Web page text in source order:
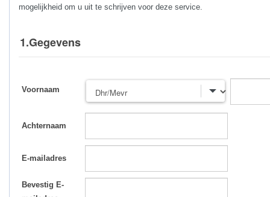
mogelijkheid om u uit te schrijven voor deze service.
1.Gegevens
Voornaam
Achternaam
E-mailadres
Bevestig E-